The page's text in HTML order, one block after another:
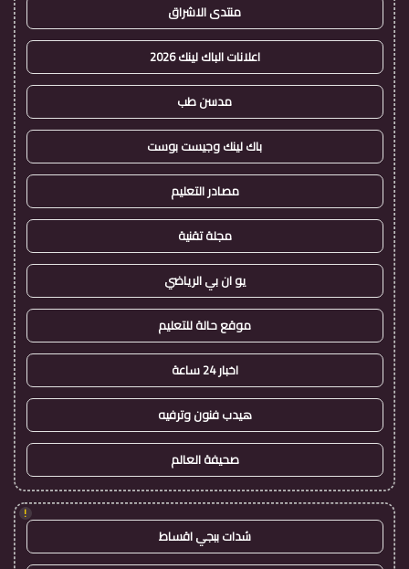
منتدى الاشراق
اعلانات الباك لينك 2026
مدسن طب
باك لينك وجيست بوست
مصادر التعليم
مجلة تقنية
يو ان بي الرياضي
موقع حالة للتعليم
اخبار 24 ساعة
هيدب فنون وترفيه
صحيفة العالم
!
شدات ببجي اقساط